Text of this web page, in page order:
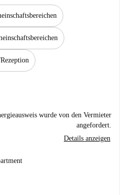
wurde von den Vermieter
angefordert.
Details anzeigen